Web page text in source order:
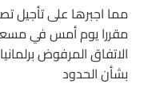
مما اجبرها على تأجيل
مقررا يوم أمس في
الاتفاق المرفوض
بشأن الحدود